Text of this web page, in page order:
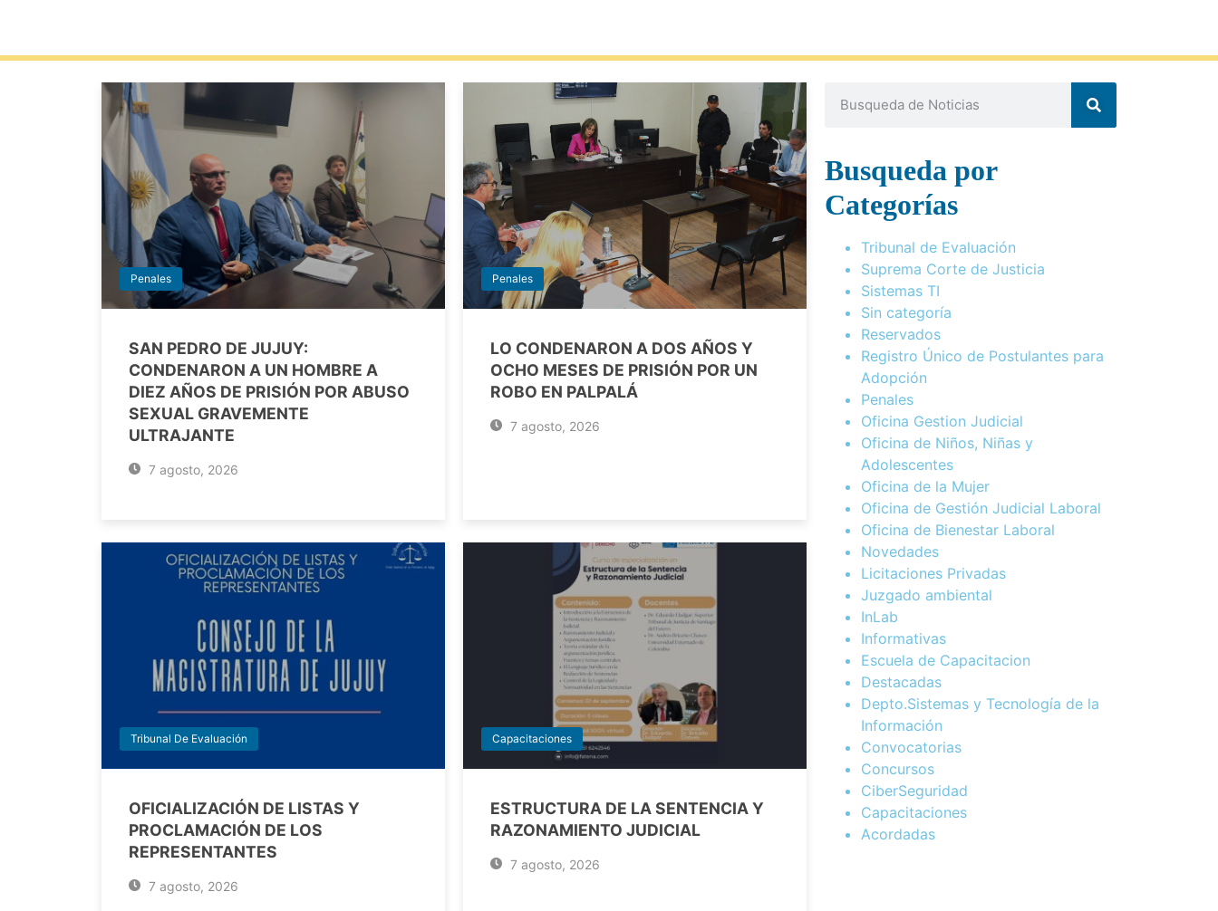
Penales
SAN PEDRO DE JUJUY:
CONDENARON A UN HOMBRE A
DIEZ AÑOS DE PRISIÓN POR ABUSO
SEXUAL GRAVEMENTE
ULTRAJANTE
7 agosto, 2026
Penales
LO CONDENARON A DOS AÑOS Y
OCHO MESES DE PRISIÓN POR UN
ROBO EN PALPALÁ
7 agosto, 2026
Tribunal De Evaluación
OFICIALIZACIÓN DE LISTAS Y
PROCLAMACIÓN DE LOS
REPRESENTANTES
7 agosto, 2026
Capacitaciones
ESTRUCTURA DE LA SENTENCIA Y
RAZONAMIENTO JUDICIAL
7 agosto, 2026
Busqueda por
Categorías
Tribunal de Evaluación
Suprema Corte de Justicia
Sistemas TI
Sin categoría
Reservados
Registro Único de Postulantes para
Adopción
Penales
Oficina Gestion Judicial
Oficina de Niños, Niñas y
Adolescentes
Oficina de la Mujer
Oficina de Gestión Judicial Laboral
Oficina de Bienestar Laboral
Novedades
Licitaciones Privadas
Juzgado ambiental
InLab
Informativas
Escuela de Capacitacion
Destacadas
Depto.Sistemas y Tecnología de la
Información
Convocatorias
Concursos
CiberSeguridad
Capacitaciones
Acordadas